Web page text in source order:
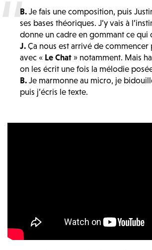
B. Je fais une composition, puis
ses bases théoriques. J’y vais à
donne un cadre en gommant ce qui
J. Ça nous est arrivé de commencer
avec « Le Chat » notamment. Mais
on les écrit une fois la mélodie
B. Je marmonne au micro, je
puis j’écris le texte.